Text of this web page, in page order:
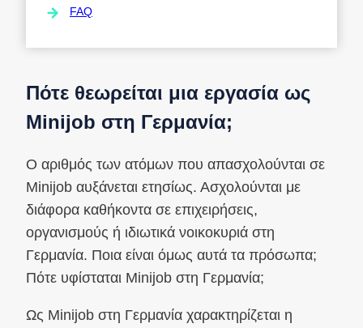
FAQ
Πότε θεωρείται μια εργασία ως
Minijob στη Γερμανία;
Ο αριθμός των ατόμων που απασχολούνται σε
Minijob αυξάνεται ετησίως. Ασχολούνται με
διάφορα καθήκοντα σε επιχειρήσεις,
οργανισμούς ή ιδιωτικά νοικοκυριά στη
Γερμανία. Ποια είναι όμως αυτά τα πρόσωπα;
Πότε υφίσταται Minijob στη Γερμανία;
Ως Minijob στη Γερμανία χαρακτηρίζεται η